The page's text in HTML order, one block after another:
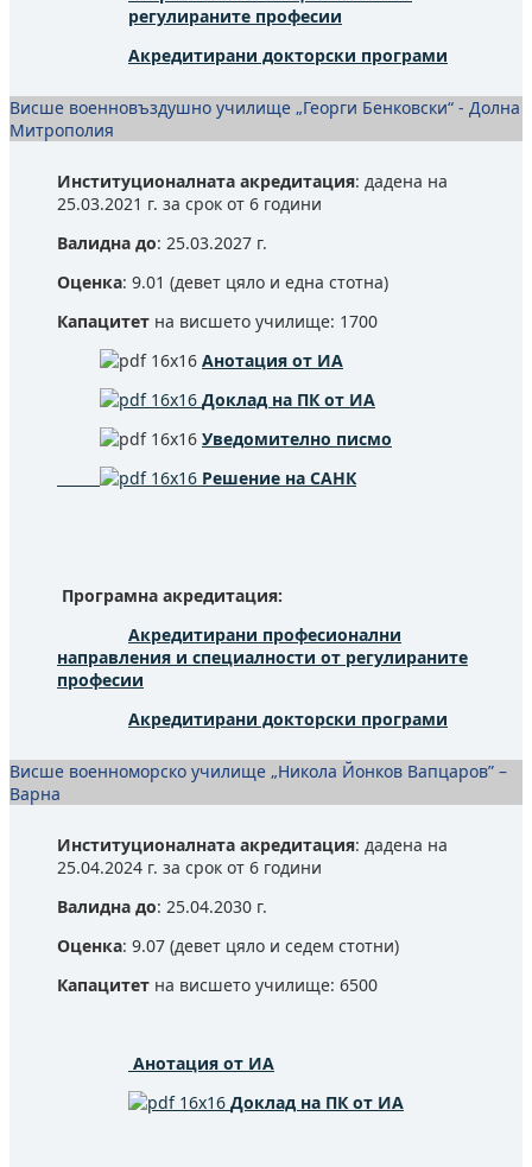
регулираните професии
Акредитирани докторски програми
Висше военновъздушно училище „Георги Бенковски“ - Долна
Митрополия
Институционалната акредитация: дадена на
25.03.2021 г. за срок от 6 години
Валидна до: 25.03.2027 г.
Оценка: 9.01 (девет цяло и една стотна)
Капацитет на висшето училище: 1700
Анотация от ИА
Доклад на ПК от ИА
Уведомително писмо
Решение на САНК
Програмна акредитация:
Акредитирани професионални
направления и специалности от регулираните
професии
Акредитирани докторски програми
Висше военноморско училище „Никола Йонков Вапцаров” –
Варна
Институционалната акредитация: дадена на
25.04.2024 г. за срок от 6 години
Валидна до: 25.04.2030 г.
Оценка: 9.07 (девет цяло и седем стотни)
Капацитет на висшето училище: 6500
Анотация от ИА
Доклад на ПК от ИА